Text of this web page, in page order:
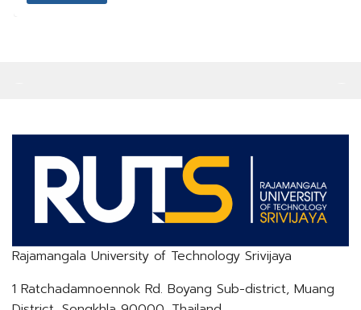
Rajamangala University of Technology Srivijaya
1 Ratchadamnoennok Rd. Boyang Sub-district, Muang